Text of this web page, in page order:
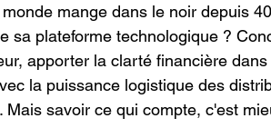
mange dans le noir depuis
sa plateforme technologique ?
apporter la clarté financière
la puissance logistique des
Mais savoir ce qui compte, c'est